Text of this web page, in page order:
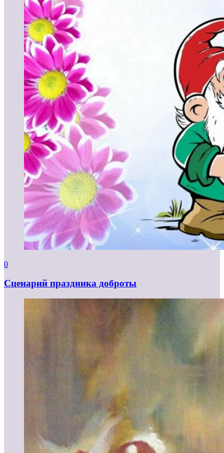
0
Сценарий праздника доброты